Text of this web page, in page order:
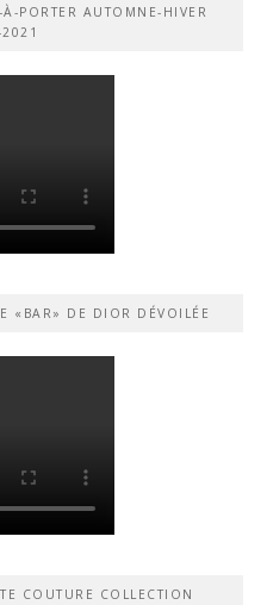
PORTER AUTOMNE-HIVER
«BAR» DE DIOR DÉVOILÉE
COUTURE COLLECTION